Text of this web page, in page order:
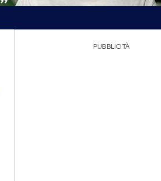
PUBBLICITÀ